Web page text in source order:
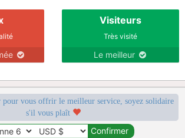
Visiteurs
Très visité
Le meilleur
pour vous offrir le meilleur service, soyez solidaire
s'il vous plaît